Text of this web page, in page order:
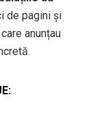
de pagini și
anunțau